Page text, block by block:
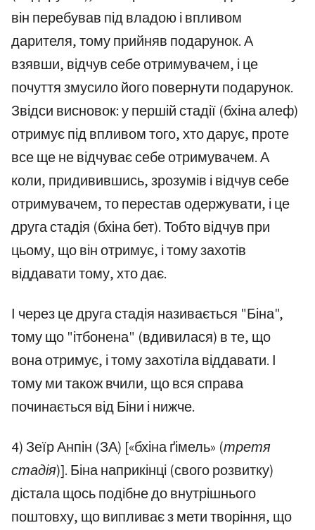
він перебував під владою і впливом
дарителя, тому прийняв подарунок. А
взявши, відчув себе отримувачем, і це
почуття змусило його повернути подарунок.
Звідси висновок: у першій стадії (бхіна алеф)
отримує під впливом того, хто дарує, проте
все ще не відчуває себе отримувачем. А
коли, придивившись, зрозумів і відчув себе
отримувачем, то перестав одержувати, і це
друга стадія (бхіна бет). Тобто відчув при
цьому, що він отримує, і тому захотів
віддавати тому, хто дає.
І через це друга стадія називається "Біна",
тому що "ітбонена" (вдивилася) в те, що
вона отримує, і тому захотіла віддавати. І
тому ми також вчили, що вся справа
починається від Біни і нижче.
4) Зеїр Анпін (ЗА) [«бхіна ґімель» (третя
стадія)]. Біна наприкінці (свого розвитку)
дістала щось подібне до внутрішнього
поштовху, що випливає з мети творіння, що